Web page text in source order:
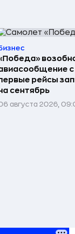
рейсы
сентябрь
августа 2026,